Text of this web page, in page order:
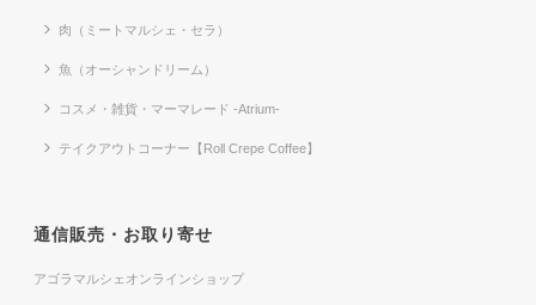
肉（ミートマルシェ・セラ）
魚（オーシャンドリーム）
コスメ・雑貨・マーマレード -Atrium-
テイクアウトコーナー【Roll Crepe Coffee】
通信販売・お取り寄せ
アゴラマルシェオンラインショップ